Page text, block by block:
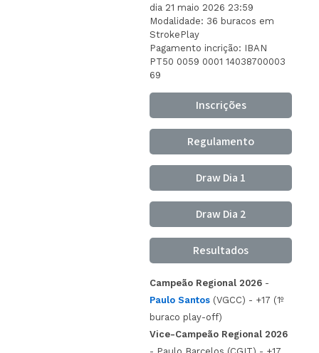
dia 21 maio 2026 23:59
Modalidade: 36 buracos em
StrokePlay
Pagamento incrição: IBAN
PT50 0059 0001 14038700003
69
Inscrições
Regulamento
Draw Dia 1
Draw Dia 2
Resultados
Campeão Regional 2026 -
Paulo Santos (VGCC) - +17 (1º
buraco play-off)
Vice-Campeão Regional 2026